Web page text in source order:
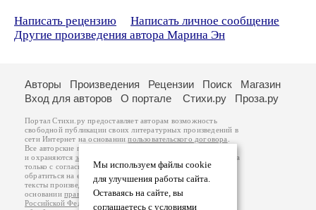
Написать рецензию
Написать личное сообщение
Другие произведения автора Марина Эн
Мы используем файлы cookie
для улучшения работы сайта.
Оставаясь на сайте, вы
соглашаетесь с условиями
Авторы Произведения Рецензии Поиск
Магазин
Вход для авторов
О портале Стихи.ру Проза.ру
Портал Стихи.ру предоставляет авторам возможность
свободной публикации своих литературных произведений в
сети Интернет на основаниипользовательского договора
Все авторские права на произведения принадлежат авторам
и охраняются законом
. Перепечатка произведений возможна
только с согласия его автора, к которому вы можете
обратиться на его авторской странице. Ответственность за
тексты произведений авторы несут самостоятельно на
основанииправил публикацииизаконодательства
Российской Федерации